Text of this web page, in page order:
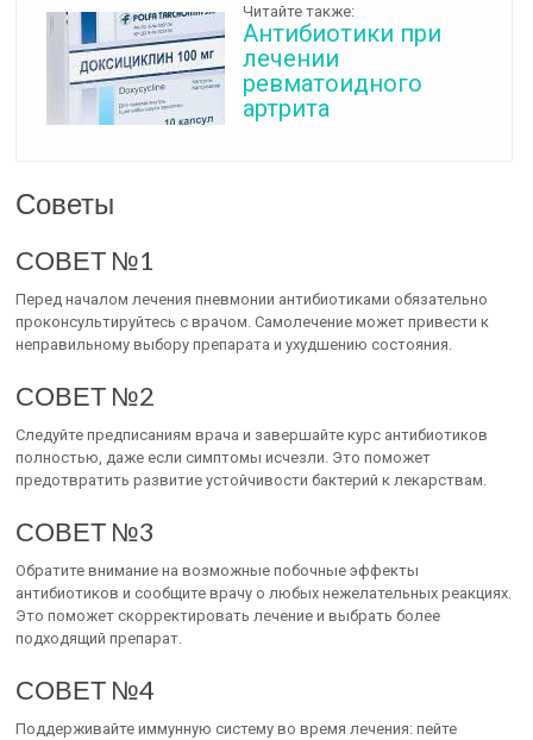
Читайте также:
Антибиотики при
лечении
ревматоидного
артрита
Советы
СОВЕТ №1
Перед началом лечения пневмонии антибиотиками обязательно
проконсультируйтесь с врачом. Самолечение может привести к
неправильному выбору препарата и ухудшению состояния.
СОВЕТ №2
Следуйте предписаниям врача и завершайте курс антибиотиков
полностью, даже если симптомы исчезли. Это поможет
предотвратить развитие устойчивости бактерий к лекарствам.
СОВЕТ №3
Обратите внимание на возможные побочные эффекты
антибиотиков и сообщите врачу о любых нежелательных реакциях.
Это поможет скорректировать лечение и выбрать более
подходящий препарат.
СОВЕТ №4
Поддерживайте иммунную систему во время лечения: пейте